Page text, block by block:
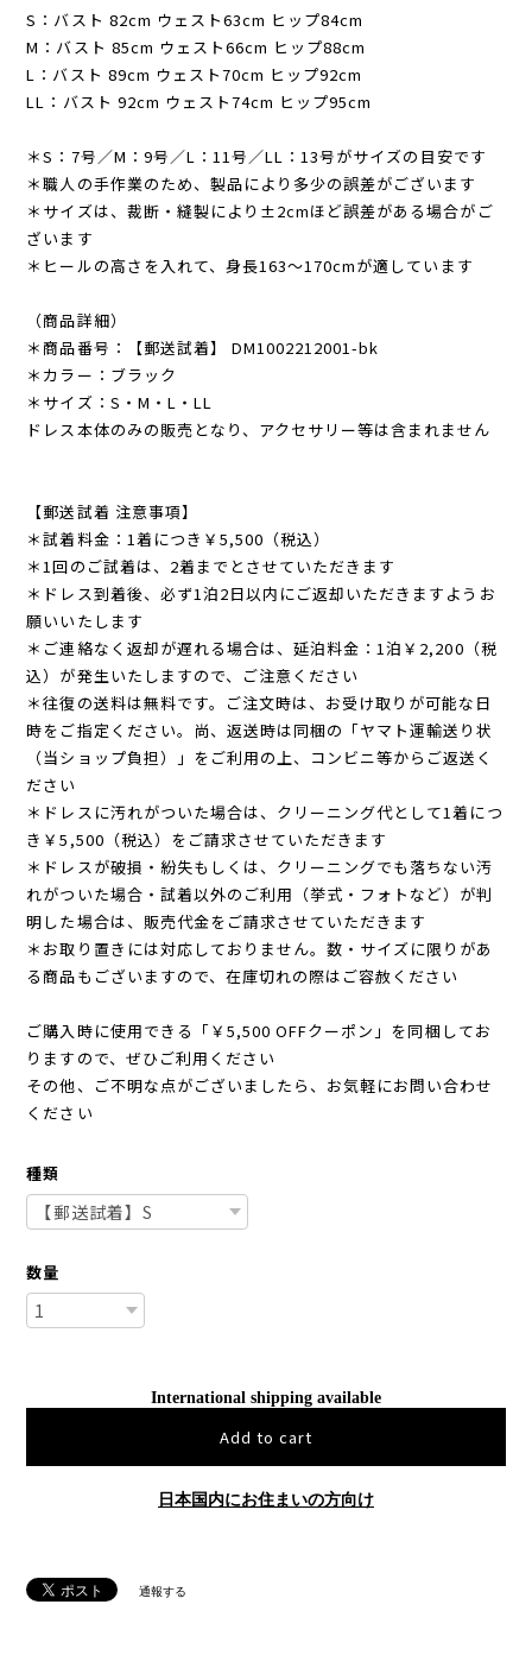
S：バスト 82cm ウェスト63cm ヒップ84cm
M：バスト 85cm ウェスト66cm ヒップ88cm
L：バスト 89cm ウェスト70cm ヒップ92cm
LL：バスト 92cm ウェスト74cm ヒップ95cm
＊S：7号／M：9号／L：11号／LL：13号がサイズの目安です
＊職人の手作業のため、製品により多少の誤差がございます
＊サイズは、裁断・縫製により±2cmほど誤差がある場合がご
ざいます
＊ヒールの高さを入れて、身長163〜170cmが適しています
（商品詳細）
＊商品番号：【郵送試着】 DM1002212001-bk
＊カラー：ブラック
＊サイズ：S・M・L・LL
ドレス本体のみの販売となり、アクセサリー等は含まれません
【郵送試着 注意事項】
＊試着料金：1着につき￥5,500（税込）
＊1回のご試着は、2着までとさせていただきます
＊ドレス到着後、必ず1泊2日以内にご返却いただきますようお
願いいたします
＊ご連絡なく返却が遅れる場合は、延泊料金：1泊￥2,200（税
込）が発生いたしますので、ご注意ください
＊往復の送料は無料です。ご注文時は、お受け取りが可能な日
時をご指定ください。尚、返送時は同梱の「ヤマト運輸送り状
（当ショップ負担）」をご利用の上、コンビニ等からご返送く
ださい
＊ドレスに汚れがついた場合は、クリーニング代として1着につ
き￥5,500（税込）をご請求させていただきます
＊ドレスが破損・紛失もしくは、クリーニングでも落ちない汚
れがついた場合・試着以外のご利用（挙式・フォトなど）が判
明した場合は、販売代金をご請求させていただきます
＊お取り置きには対応しておりません。数・サイズに限りがあ
る商品もございますので、在庫切れの際はご容赦ください
ご購入時に使用できる「￥5,500 OFFクーポン」を同梱してお
りますので、ぜひご利用ください
その他、ご不明な点がございましたら、お気軽にお問い合わせ
ください
種類
数量
International shipping available
Add to cart
日本国内にお住まいの方向け
通報する